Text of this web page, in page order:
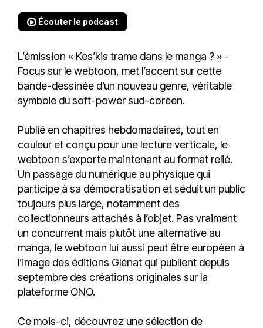
Écouter le podcast
L’émission « Kes’kis trame dans le manga ? » -
Focus sur le webtoon, met l’accent sur cette
bande-dessinée d’un nouveau genre, véritable
symbole du soft-power sud-coréen.
Publié en chapitres hebdomadaires, tout en
couleur et conçu pour une lecture verticale, le
webtoon s’exporte maintenant au format relié.
Un passage du numérique au physique qui
participe à sa démocratisation et séduit un public
toujours plus large, notamment des
collectionneurs attachés à l’objet. Pas vraiment
un concurrent mais plutôt une alternative au
manga, le webtoon lui aussi peut être européen à
l’image des éditions Glénat qui publient depuis
septembre des créations originales sur la
plateforme ONO.
Ce mois-ci, découvrez une sélection de